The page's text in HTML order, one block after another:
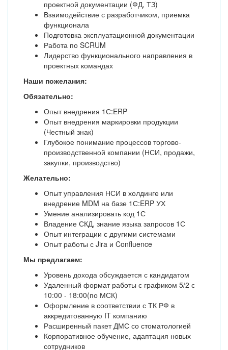
проектной документации (ФД, ТЗ)
Взаимодействие с разработчиком, приемка
функционала
Подготовка эксплуатационной документации
Работа по SCRUM
Лидерство функционального направления в
проектных командах
Наши пожелания:
Обязательно:
Опыт внедрения 1С:ERP
Опыт внедрения маркировки продукции
(Честный знак)
Глубокое понимание процессов торгово-
производственной компании (НСИ, продажи,
закупки, производство)
Желательно:
Опыт управления НСИ в холдинге или
внедрение MDM на базе 1С:ERP УХ
Умение анализировать код 1С
Владение СКД, знание языка запросов 1С
Опыт интеграции с другими системами
Опыт работы с Jira и Confluence
Мы предлагаем:
Уровень дохода обсуждается с кандидатом
Удаленный формат работы с графиком 5/2 с
10:00 - 18:00(по МСК)
Оформление в соответствии с ТК РФ в
аккредитованную IT компанию
Расширенный пакет ДМС со стоматологией
Корпоративное обучение, адаптация новых
сотрудников